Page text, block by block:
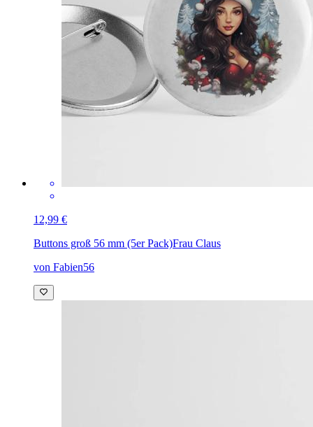
12,99 €
Buttons groß 56 mm (5er Pack)Frau Claus
von Fabien56